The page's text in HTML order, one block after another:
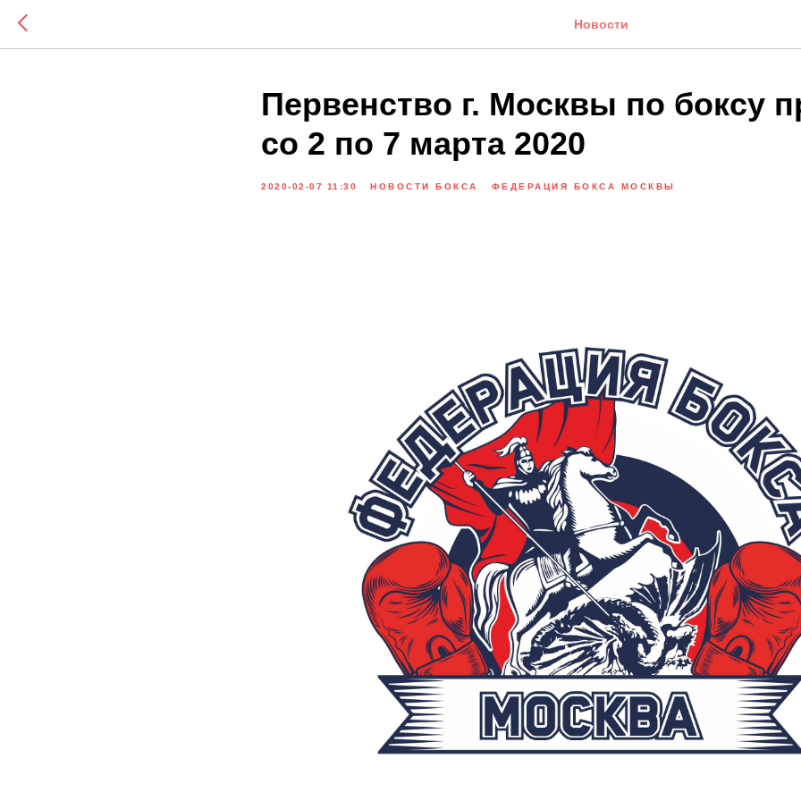
Новости
Первенство г. Москвы по боксу
со 2 по 7 марта 2020
2020-02-07 11:30 НОВОСТИ БОКСА ФЕДЕРАЦИЯ БОКСА МОСКВЫ